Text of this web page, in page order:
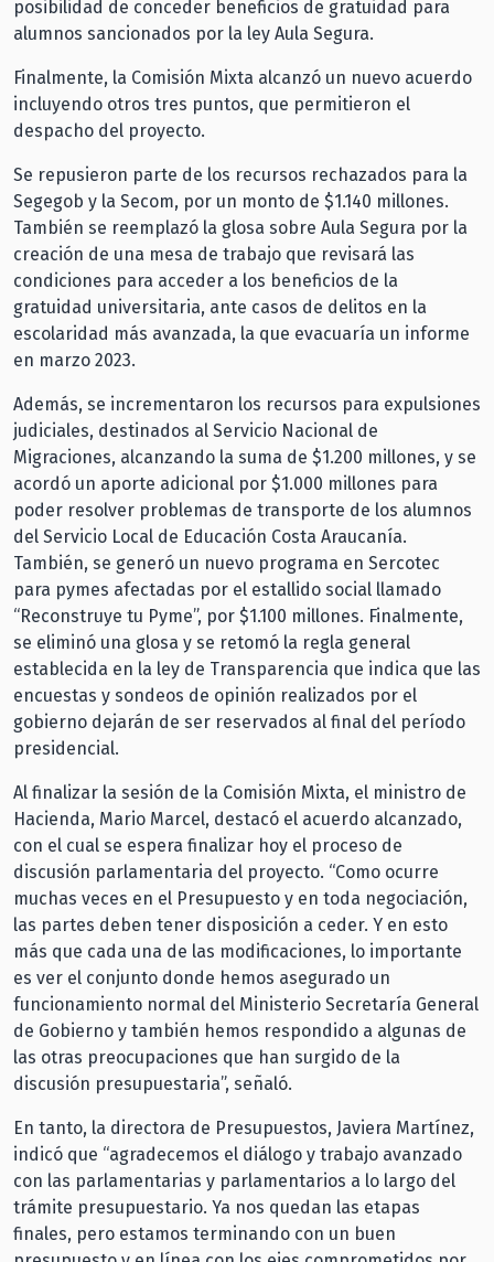
posibilidad de conceder beneficios de gratuidad para
alumnos sancionados por la ley Aula Segura.
Finalmente, la Comisión Mixta alcanzó un nuevo acuerdo
incluyendo otros tres puntos, que permitieron el
despacho del proyecto.
Se repusieron parte de los recursos rechazados para la
Segegob y la Secom, por un monto de $1.140 millones.
También se reemplazó la glosa sobre Aula Segura por la
creación de una mesa de trabajo que revisará las
condiciones para acceder a los beneficios de la
gratuidad universitaria, ante casos de delitos en la
escolaridad más avanzada, la que evacuaría un informe
en marzo 2023.
Además, se incrementaron los recursos para expulsiones
judiciales, destinados al Servicio Nacional de
Migraciones, alcanzando la suma de $1.200 millones, y se
acordó un aporte adicional por $1.000 millones para
poder resolver problemas de transporte de los alumnos
del Servicio Local de Educación Costa Araucanía.
También, se generó un nuevo programa en Sercotec
para pymes afectadas por el estallido social llamado
“Reconstruye tu Pyme”, por $1.100 millones. Finalmente,
se eliminó una glosa y se retomó la regla general
establecida en la ley de Transparencia que indica que las
encuestas y sondeos de opinión realizados por el
gobierno dejarán de ser reservados al final del período
presidencial.
Al finalizar la sesión de la Comisión Mixta, el ministro de
Hacienda, Mario Marcel, destacó el acuerdo alcanzado,
con el cual se espera finalizar hoy el proceso de
discusión parlamentaria del proyecto. “Como ocurre
muchas veces en el Presupuesto y en toda negociación,
las partes deben tener disposición a ceder. Y en esto
más que cada una de las modificaciones, lo importante
es ver el conjunto donde hemos asegurado un
funcionamiento normal del Ministerio Secretaría General
de Gobierno y también hemos respondido a algunas de
las otras preocupaciones que han surgido de la
discusión presupuestaria”, señaló.
En tanto, la directora de Presupuestos, Javiera Martínez,
indicó que “agradecemos el diálogo y trabajo avanzado
con las parlamentarias y parlamentarios a lo largo del
trámite presupuestario. Ya nos quedan las etapas
finales, pero estamos terminando con un buen